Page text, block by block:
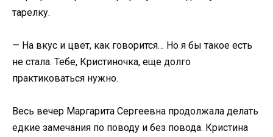
тарелку.
— На вкус и цвет, как говорится… Но я бы такое есть
не стала. Тебе, Кристиночка, еще долго
практиковаться нужно.
Весь вечер Маргарита Сергеевна продолжала делать
едкие замечания по поводу и без повода. Кристина